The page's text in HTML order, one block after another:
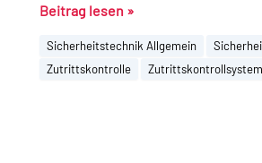
Beitrag lesen »
Sicherheitstechnik Allgemein
Zutrittskontrolle